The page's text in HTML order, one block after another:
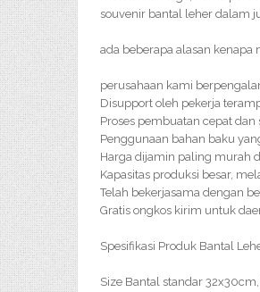
souvenir bantal leher dalam
ada beberapa alasan
perusahaan kami
Disupport oleh pekerja
Proses pembuatan cepat dan
Penggunaan bahan baku
Harga dijamin paling murah
Kapasitas produksi besar,
Telah bekerjasama dengan
Gratis ongkos kirim untuk
Spesifikasi Produk Bantal
Size Bantal standar